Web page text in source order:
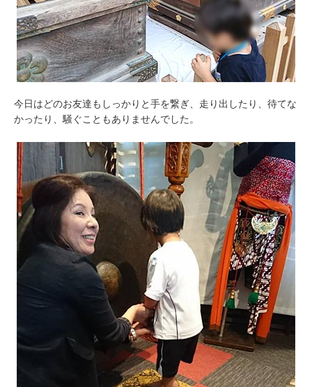
今日はどのお友達もしっかりと手を繋ぎ、走り出したり、待てな
かったり、騒ぐこともありませんでした。